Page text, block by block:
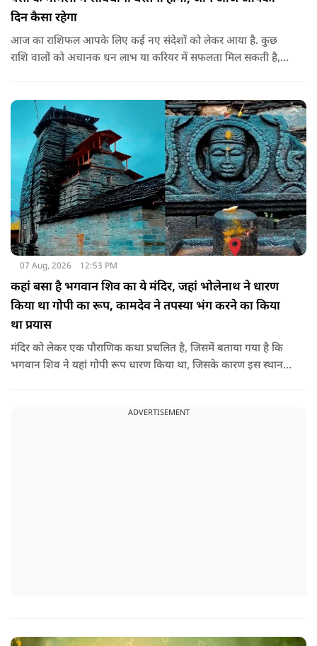
दिन कैसा रहेगा
आज का राशिफल आपके लिए कई नए संदेशों को लेकर आया है. कुछ
राशि वालों को अचानक धन लाभ या करियर में सफलता मिल सकती है,
सकता है.
07 Aug, 2026 12:53 PM
कहां बसा है भगवान शिव का ये मंदिर, जहां भोलेनाथ ने धारण
किया था गोपी का रूप, कामदेव ने तपस्या भंग करने का किया
था प्रयास
मंदिर को लेकर एक पौराणिक कथा प्रचलित है, जिसमें बताया गया है कि
भगवान शिव ने यहां गोपी रूप धारण किया था, जिसके कारण इस स्थान
ADVERTISEMENT